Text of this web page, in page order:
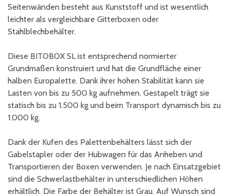
Seitenwänden besteht aus Kunststoff und ist wesentlich
leichter als vergleichbare Gitterboxen oder
Stahlblechbehälter.
Diese BITOBOX SL ist entsprechend normierter
Grundmaßen konstruiert und hat die Grundfläche einer
halben Europalette. Dank ihrer hohen Stabilität kann sie
Lasten von bis zu 500 kg aufnehmen. Gestapelt trägt sie
statisch bis zu 1.500 kg und beim Transport dynamisch bis zu
1.000 kg.
Dank der Kufen des Palettenbehälters lässt sich der
Gabelstapler oder der Hubwagen für das Anheben und
Transportieren der Boxen verwenden. Je nach Einsatzgebiet
sind die Schwerlastbehälter in unterschiedlichen Höhen
erhältlich. Die Farbe der Behälter ist Grau. Auf Wunsch sind